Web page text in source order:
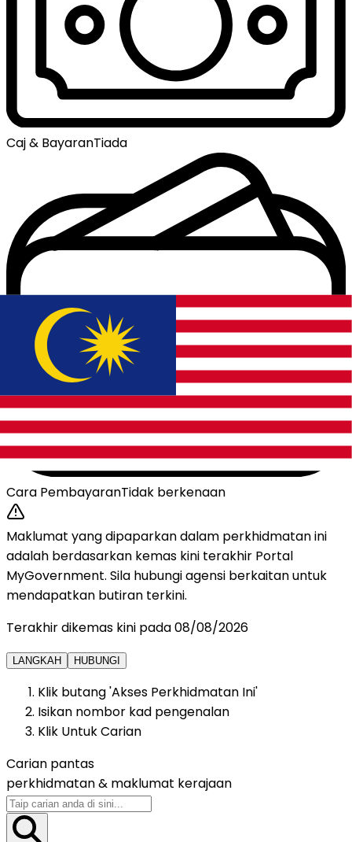
Caj & BayaranTiada
Cara PembayaranTidak berkenaan
Maklumat yang dipaparkan dalam perkhidmatan ini
adalah berdasarkan kemas kini terakhir Portal
MyGovernment. Sila hubungi agensi berkaitan untuk
mendapatkan butiran terkini.
Terakhir dikemas kini pada08/08/2026
LANGKAH HUBUNGI
Klik butang 'Akses Perkhidmatan Ini'
Isikan nombor kad pengenalan
Klik Untuk Carian
Carian pantas
perkhidmatan & maklumat kerajaan